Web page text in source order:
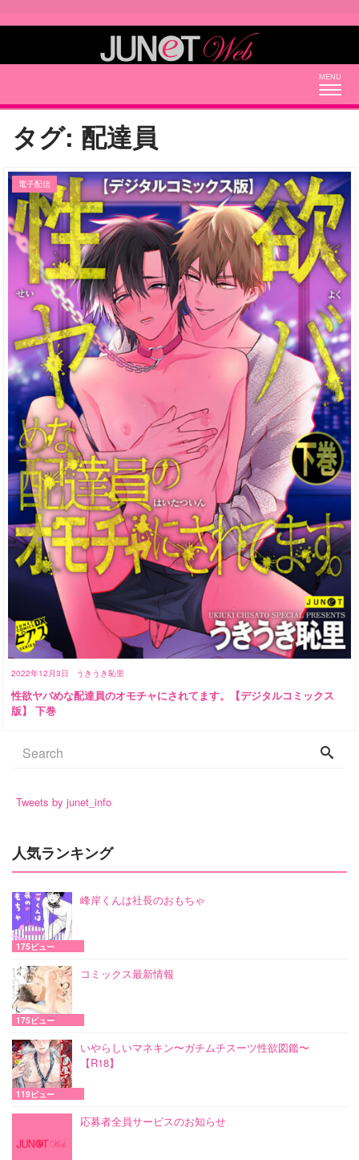
タグ: 配達員
2022年12月3日 うきうき恥里
電子配信
性欲ヤバめな配達員のオモチャにされてます。【デジタルコミックス
版】 下巻
Tweets by junet_info
人気ランキング
峰岸くんは社長のおもちゃ
175ビュー
コミックス最新情報
175ビュー
いやらしいマネキン〜ガチムチスーツ性欲図鑑〜
【R18】
119ビュー
応募者全員サービスのお知らせ